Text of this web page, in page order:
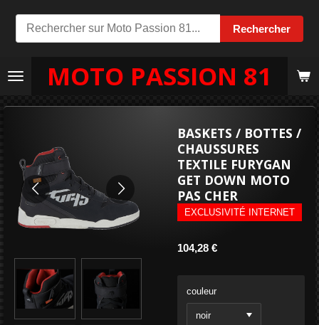
Rechercher
Passer
au
principal
MOTO PASSION 81
BASKETS / BOTTES /
CHAUSSURES
TEXTILE FURYGAN
GET DOWN MOTO
PAS CHER
EXCLUSIVITÉ INTERNET
104,28 €
couleur